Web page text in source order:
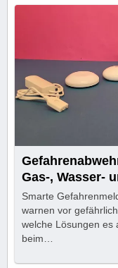
Gas-, Wasser-
Smarte
warnen vor
welche Lösungen es
beim…